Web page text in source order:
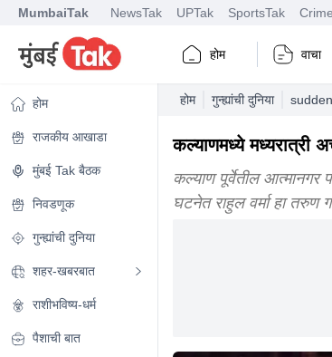
MumbaiTak NewsTak UPTak SportsTak
होम वाचा
होम
राजकीय आखाडा
मुंबई Tak बैठक
निवडणूक
गुन्ह्यांची दुनिया
शहर-खबरबात
राशीभविष्य-धर्म
पैशाची बात
होम गुन्ह्यांची दुनिया
कल्याणमध्ये मध्यरात्री
कल्याण पूर्वेतील आत्मानगर
घटनेत राहुल वर्मा हा तरुण